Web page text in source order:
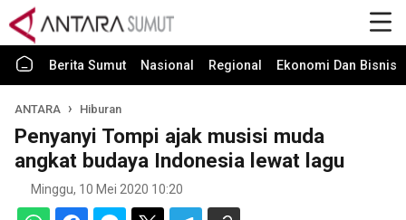
Berita Sumut Nasional Regional Ekonomi Dan Bisnis
ANTARA Hiburan
Penyanyi Tompi ajak musisi muda
angkat budaya Indonesia lewat lagu
Minggu, 10 Mei 2020 10:20